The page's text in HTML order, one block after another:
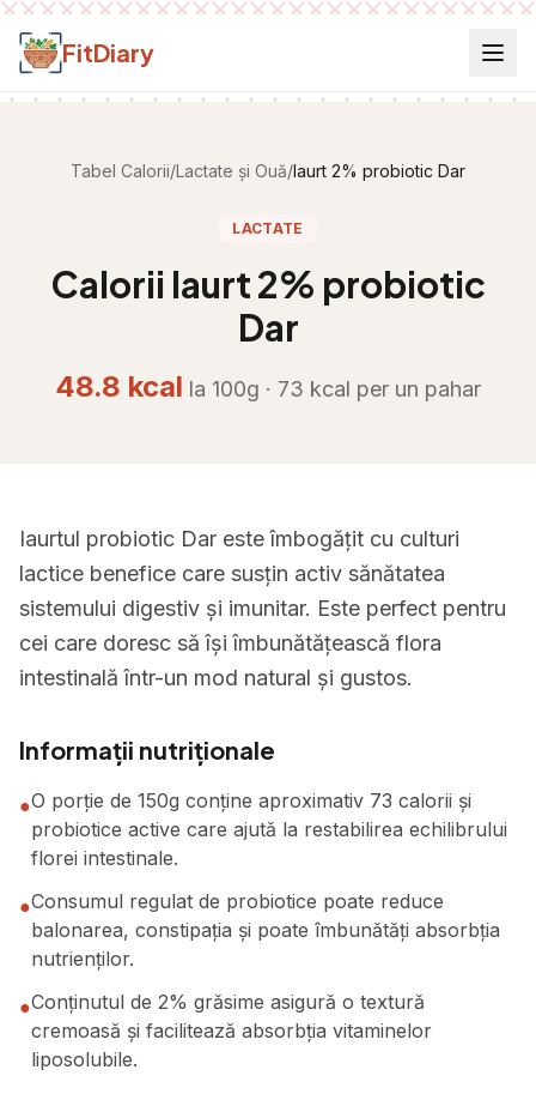
Salt la conținut
FitDiary
Tabel Calorii/Lactate și Ouă/Iaurt 2% probiotic Dar
LACTATE
Calorii Iaurt 2% probiotic
Dar
48.8 kcal la 100g · 73 kcal per un pahar
Iaurtul probiotic Dar este îmbogățit cu culturi
lactice benefice care susțin activ sănătatea
sistemului digestiv și imunitar. Este perfect pentru
cei care doresc să își îmbunătățească flora
intestinală într-un mod natural și gustos.
Informații nutriționale
●O porție de 150g conține aproximativ 73 calorii și
probiotice active care ajută la restabilirea echilibrului
florei intestinale.
●Consumul regulat de probiotice poate reduce
balonarea, constipația și poate îmbunătăți absorbția
nutrienților.
●Conținutul de 2% grăsime asigură o textură
cremoasă și facilitează absorbția vitaminelor
liposolubile.